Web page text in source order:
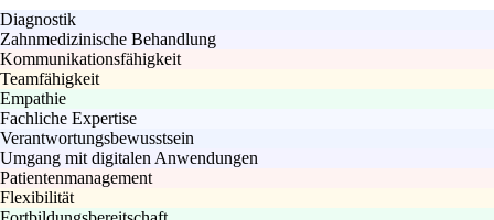
Diagnostik
Zahnmedizinische Behandlung
Kommunikationsfähigkeit
Teamfähigkeit
Empathie
Fachliche Expertise
Verantwortungsbewusstsein
Umgang mit digitalen Anwendungen
Patientenmanagement
Flexibilität